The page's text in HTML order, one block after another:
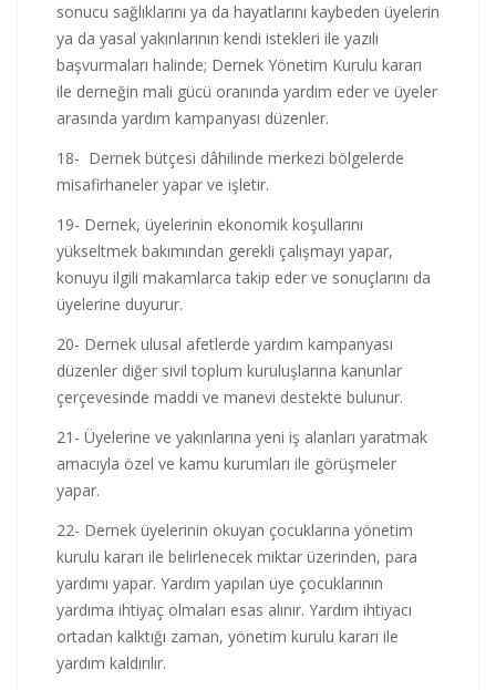
sonucu sağlıklarını ya da hayatlarını kaybeden üyelerin
ya da yasal yakınlarının kendi istekleri ile yazılı
başvurmaları halinde; Dernek Yönetim Kurulu kararı
ile derneğin mali gücü oranında yardım eder ve üyeler
arasında yardım kampanyası düzenler.
18- Dernek bütçesi dâhilinde merkezi bölgelerde
misafirhaneler yapar ve işletir.
19- Dernek, üyelerinin ekonomik koşullarını
yükseltmek bakımından gerekli çalışmayı yapar,
konuyu ilgili makamlarca takip eder ve sonuçlarını da
üyelerine duyurur.
20- Dernek ulusal afetlerde yardım kampanyası
düzenler diğer sivil toplum kuruluşlarına kanunlar
çerçevesinde maddi ve manevi destekte bulunur.
21- Üyelerine ve yakınlarına yeni iş alanları yaratmak
amacıyla özel ve kamu kurumları ile görüşmeler
yapar.
22- Dernek üyelerinin okuyan çocuklarına yönetim
kurulu kararı ile belirlenecek miktar üzerinden, para
yardımı yapar. Yardım yapılan üye çocuklarının
yardıma ihtiyaç olmaları esas alınır. Yardım ihtiyacı
ortadan kalktığı zaman, yönetim kurulu kararı ile
yardım kaldırılır.